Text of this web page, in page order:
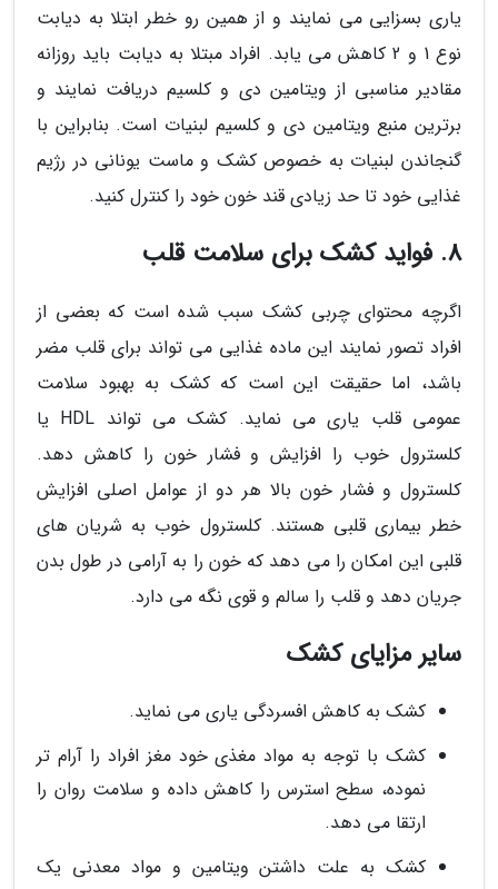
یاری بسزایی می نمایند و از همین رو خطر ابتلا به دیابت
نوع 1 و 2 کاهش می یابد. افراد مبتلا به دیابت باید روزانه
مقادیر مناسبی از ویتامین دی و کلسیم دریافت نمایند و
برترین منبع ویتامین دی و کلسیم لبنیات است. بنابراین با
گنجاندن لبنیات به خصوص کشک و ماست یونانی در رژیم
غذایی خود تا حد زیادی قند خون خود را کنترل کنید.
8. فواید کشک برای سلامت قلب
اگرچه محتوای چربی کشک سبب شده است که بعضی از
افراد تصور نمایند این ماده غذایی می تواند برای قلب مضر
باشد، اما حقیقت این است که کشک به بهبود سلامت
عمومی قلب یاری می نماید. کشک می تواند HDL یا
کلسترول خوب را افزایش و فشار خون را کاهش دهد.
کلسترول و فشار خون بالا هر دو از عوامل اصلی افزایش
خطر بیماری قلبی هستند. کلسترول خوب به شریان های
قلبی این امکان را می دهد که خون را به آرامی در طول بدن
جریان دهد و قلب را سالم و قوی نگه می دارد.
سایر مزایای کشک
کشک به کاهش افسردگی یاری می نماید.
کشک با توجه به مواد مغذی خود مغز افراد را آرام تر
نموده، سطح استرس را کاهش داده و سلامت روان را
ارتقا می دهد.
کشک به علت داشتن ویتامین و مواد معدنی یک